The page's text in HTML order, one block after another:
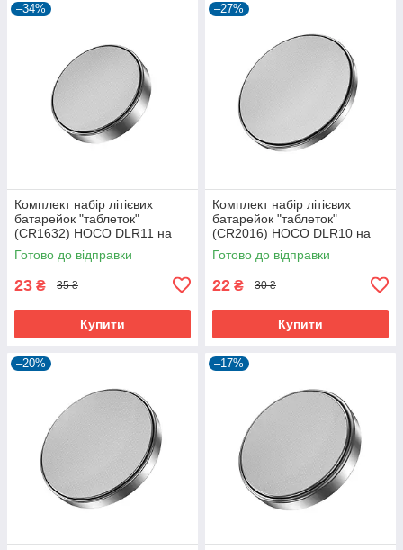
–34%
Комплект набір літієвих
батарейок "таблеток"
(CR1632) HOCO DLR11 на
120mAh (1 шт.)
Готово до відправки
23 ₴ 35 ₴
Купити
–27%
Комплект набір літієвих
батарейок "таблеток"
(CR2016) HOCO DLR10 на
75mAh (1 шт.)
Готово до відправки
22 ₴ 30 ₴
Купити
–20% –17%